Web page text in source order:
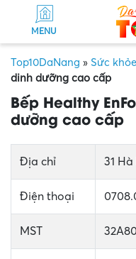
MENU
Top10DaNang » Sức khỏe
dinh dưỡng cao cấp
Bếp Healthy
dưỡng cao cấp
Địa chỉ 31
Điện thoại
MST